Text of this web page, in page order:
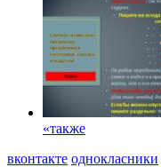
«также
вконтакте однокласники